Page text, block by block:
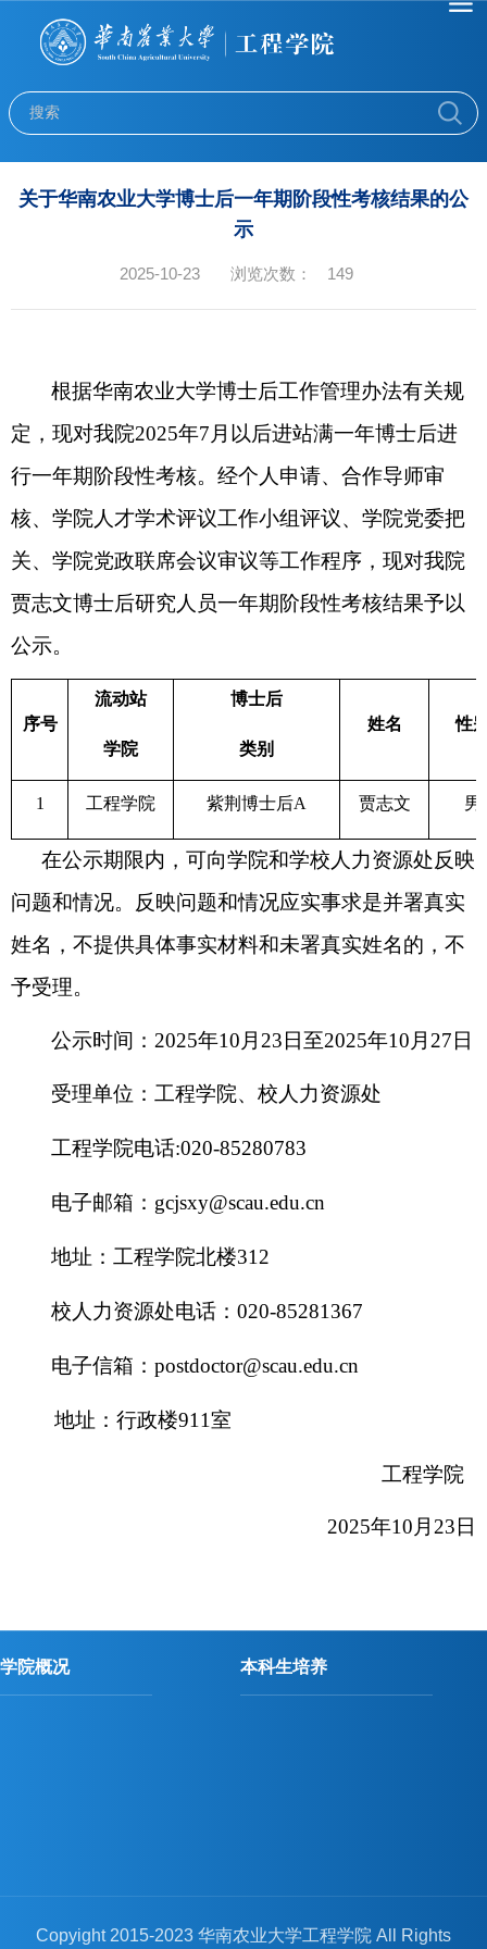
关于华南农业大学博士后一年期阶段性考核结果的公
示
2025-10-23 浏览次数： 149
根据华南农业大学博士后工作管理办法有关规
定，现对我院2025年7月以后进站满一年博士后进
行一年期阶段性考核。 经个人申请、合作导师审
核、学院人才学术评议工作小组评议、学院党委把
关、学院党政联席会议审议等工作程序，现对我院
贾志文博士后研究人员一年期阶段性考核结果予以
公示。
序号
流动站
学院
博士后
类别
姓名 性
1 工程学院 紫荆博士后A 贾志文 男
在公示期限内，可向学院和学校人力资源处反映
问题和情况。反映问题和情况应实事求是并署真实
姓名，不提供具体事实材料和未署真实姓名的，不
予受理。
公示时间： 2025年10月23日至2025年10月27日
受理单位：工程学院、校人力资源处
工程学院电话:020-85280783
电子邮箱：gcjsxy@scau.edu.cn
地址：工程学院北楼312
校人力资源处电话：020-85281367
电子信箱：postdoctor@scau.edu.cn
地址：行政楼911室
工程学院
2025年10月23日
学院概况 本科生培养
Copyight 2015-2023 华南农业大学工程学院 All Rights